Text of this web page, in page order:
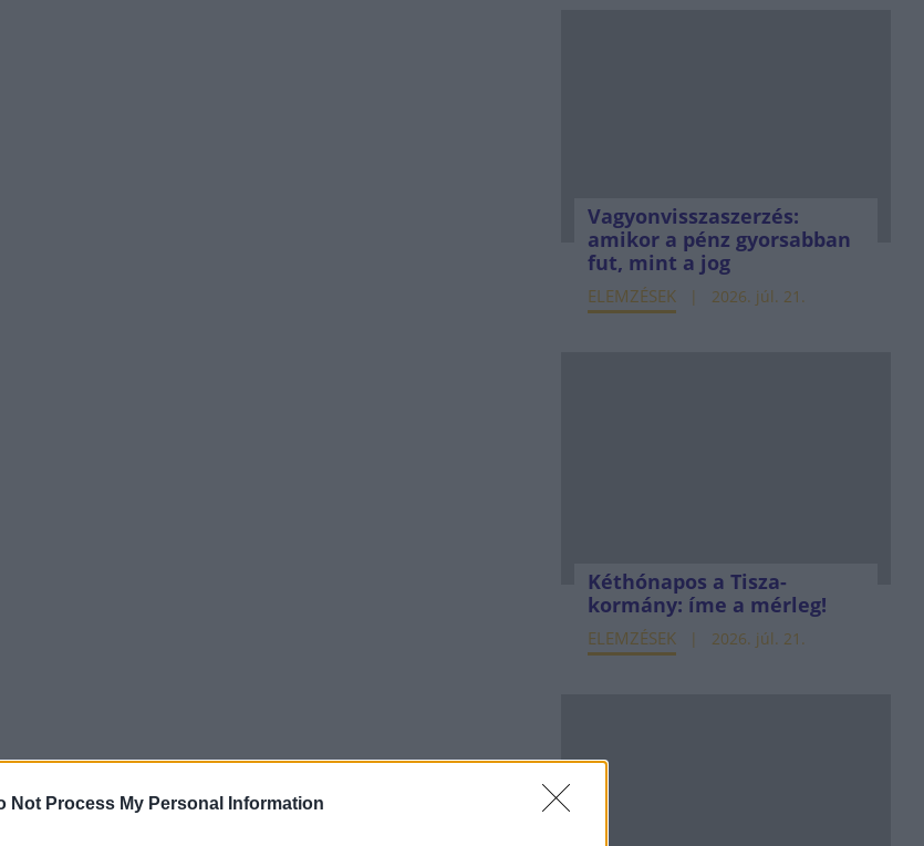
Not Process My Personal Information
Vagyonvisszaszerzés:
amikor a pénz gyorsabban
fut, mint a jog
ELEMZÉSEK 2026. júl. 21.
Kéthónapos a Tisza-
kormány: íme a mérleg!
ELEMZÉSEK 2026. júl. 21.